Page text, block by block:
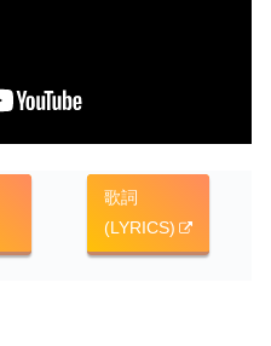
歌詞
(LYRICS)